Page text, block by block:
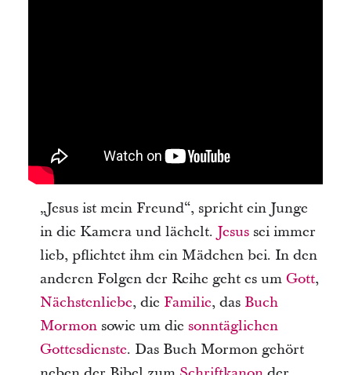
„Jesus ist mein Freund“, spricht ein Junge
in die Kamera und lächelt. Jesussei immer
lieb, pflichtet ihm ein Mädchen bei. In den
anderen Folgen der Reihe geht es um Gott,
Nächstenliebe, die Familie, das Buch
Mormonsowie um die sonntäglichen
Gottesdienste. Das Buch Mormon gehört